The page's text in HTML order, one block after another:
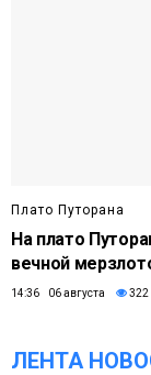
Плато Путорана
На плато
вечной
14:36 06 августа 322
ЛЕНТА